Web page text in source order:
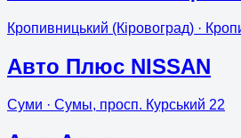
Кропивницький (Кіровоград) ·
Авто Плюс NISSAN
Суми · Сумы, просп. Курський 22